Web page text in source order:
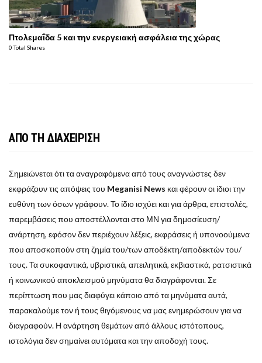
Πτολεμαΐδα 5 και την ενεργειακή ασφάλεια της χώρας
0 Total Shares
ΑΠΟ ΤΗ ΔΙΑΧΕΙΡΙΣΗ
Σημειώνεται ότι τα αναγραφόμενα από τους αναγνώστες δεν
εκφράζουν τις απόψεις του Meganisi News και φέρουν οι ίδιοι την
ευθύνη των όσων γράφουν. Το ίδιο ισχύει και για άρθρα, επιστολές,
παρεμβάσεις που αποστέλλονται στο ΜΝ για δημοσίευση/
ανάρτηση, εφόσον δεν περιέχουν λέξεις, εκφράσεις ή υπονοούμενα
που αποσκοπούν στη ζημία του/των αποδέκτη/αποδεκτών του/
τους. Τα συκοφαντικά, υβριστικά, απειλητικά, εκβιαστικά, ρατσιστικά
ή κοινωνικού αποκλεισμού μηνύματα θα διαγράφονται. Σε
περίπτωση που μας διαφύγει κάποιο από τα μηνύματα αυτά,
παρακαλούμε τον ή τους θιγόμενους να μας ενημερώσουν για να
διαγραφούν. Η ανάρτηση θεμάτων από άλλους ιστότοπους,
ιστολόγια δεν σημαίνει αυτόματα και την αποδοχή τους.